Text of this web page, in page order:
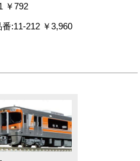
￥792
:11-212 ￥3,960